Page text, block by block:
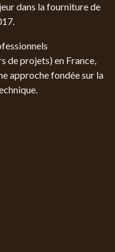
dans la fourniture de
de projets) en France,
approche fondée sur la